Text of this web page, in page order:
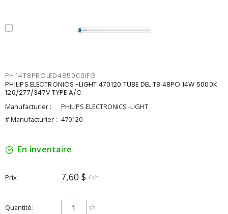
PHI14T8PROLED485000IFG
PHILIPS ELECTRONICS -LIGHT 470120 TUBE DEL T8 48PO 14W 5000K
120/277/347V TYPE A/C
Manufacturier :
PHILIPS ELECTRONICS -LIGHT
# Manufacturier : 470120
En inventaire
Prix 7,60 $ / ch
Quantité ch